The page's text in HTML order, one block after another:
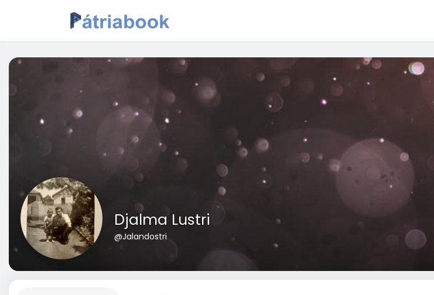
Djalma Lustri
@Jalandostri